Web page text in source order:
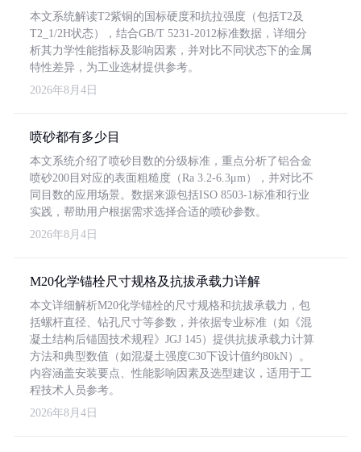
本文系统解读T2紫铜的国标硬度和抗拉强度（包括T2及
T2_1/2H状态），结合GB/T 5231-2012标准数据，详细分
析其力学性能指标及影响因素，并对比不同状态下的金属
特性差异，为工业选材提供参考。
2026年8月4日
喷砂都有多少目
本文系统介绍了喷砂目数的分级标准，重点分析了铝合金
喷砂200目对应的表面粗糙度（Ra 3.2-6.3μm），并对比不
同目数的应用场景。数据来源包括ISO 8503-1标准和行业
实践，帮助用户根据需求选择合适的喷砂参数。
2026年8月4日
M20化学锚栓尺寸规格及抗拔承载力详解
本文详细解析M20化学锚栓的尺寸规格和抗拔承载力，包
括螺杆直径、钻孔尺寸等参数，并依据专业标准（如《混
凝土结构后锚固技术规程》JGJ 145）提供抗拔承载力计算
方法和典型数值（如混凝土强度C30下设计值约80kN）。
内容涵盖安装要点、性能影响因素及选型建议，适用于工
程技术人员参考。
2026年8月4日